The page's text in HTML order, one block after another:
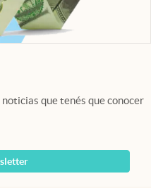
que tenés que conocer